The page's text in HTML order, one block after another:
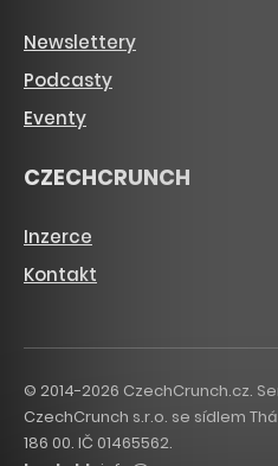
Newslettery
Podcasty
Eventy
CZECHCRUNCH
Inzerce
Kontakt
© 2014-2026 CzechCrunch.cz.
CzechCrunch s.r.o. se sídlem
186 00. IČ 01465562.